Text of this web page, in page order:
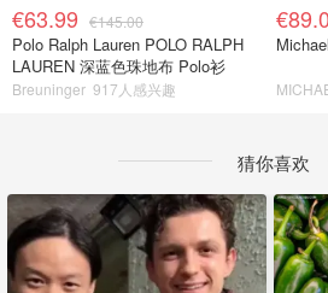
€63.99 €145.00
Polo Ralph Lauren POLO RALPH
LAUREN 深蓝色珠地布 Polo衫
Breuninger 917人感兴趣
猜你喜欢